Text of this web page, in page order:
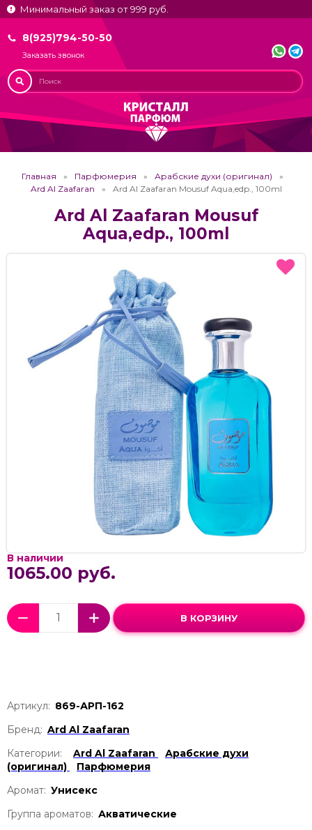
Минимальный заказ от 999 руб.
8(925)794-50-50
Заказать звонок
Главная Парфюмерия
Арабские духи (оригинал)
Ard Al Zaafaran
Ard Al Zaafaran Mousuf Aqua,edp., 100ml
Ard Al Zaafaran Mousuf
Aqua,edp., 100ml
В наличии
1065.00 руб.
В КОРЗИНУ
Артикул: 869-АРП-162
Бренд: Ard Al Zaafaran
Категории:
Ard Al Zaafaran
Арабские духи
(оригинал)
Парфюмерия
Аромат: Унисекс
Группа ароматов: Акватические